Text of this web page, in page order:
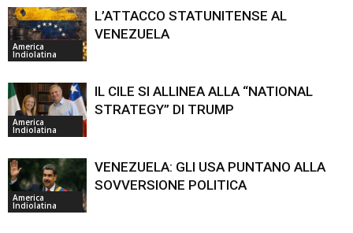
America
Indiolatina
L’ATTACCO STATUNITENSE AL
VENEZUELA
America
Indiolatina
IL CILE SI ALLINEA ALLA “NATIONAL
STRATEGY” DI TRUMP
America
Indiolatina
VENEZUELA: GLI USA PUNTANO ALLA
SOVVERSIONE POLITICA